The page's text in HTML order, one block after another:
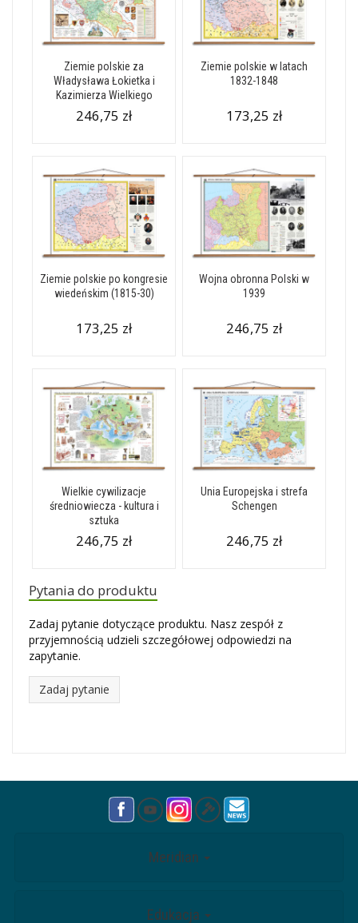
Ziemie polskie za
Władysława Łokietka i
Kazimierza Wielkiego
246,75 zł
Ziemie polskie w latach
1832-1848
173,25 zł
Ziemie polskie po kongresie
wiedeńskim (1815-30)
173,25 zł
Wojna obronna Polski w
1939
246,75 zł
Wielkie cywilizacje
średniowiecza - kultura i
sztuka
246,75 zł
Unia Europejska i strefa
Schengen
246,75 zł
Pytania do produktu
Zadaj pytanie dotyczące produktu. Nasz zespół z
przyjemnością udzieli szczegółowej odpowiedzi na
zapytanie.
Zadaj pytanie
Meridian
Edukacja